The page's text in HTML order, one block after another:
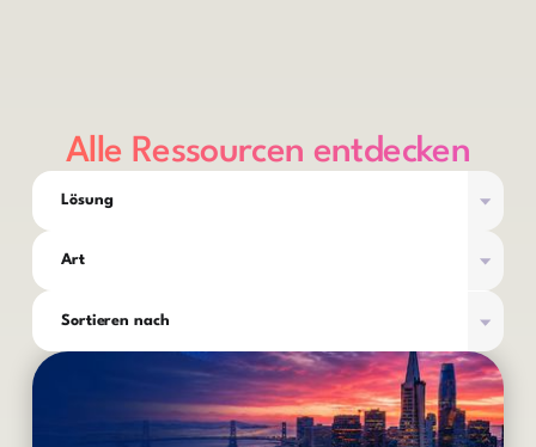
Alle Ressourcen entdecken
Lösung
Art
Sortieren nach